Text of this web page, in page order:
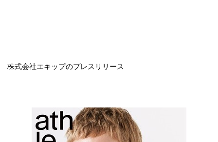
株式会社エキップのプレスリリース